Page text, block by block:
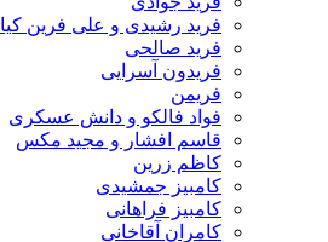
فرید رشیدی و علی فرین کیا
فرید صالحی
فریدون آسرایی
فریمن
فواد فالکو و دانش عسکری
قاسم افشار و مجید مکس
کاظم زرین
کامبیز جمشیدی
کامبیز فراهانی
کامران آقاخانی